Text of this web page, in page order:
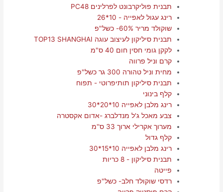
תבנית פוליקרבונט לפרלינים PC48
רינג עגול לאפייה - 10*26
שוקולד מריר 60%- כשל"פ
תבנית סיליקון לעיצוב עוגה TOP13 SHANGHAI
לקקן גומי חסין חום 40 ס"מ
קרם וניל פרווה
מחית וניל טהורה 300 גר כשל"פ
תבנית סיליקון תותיפרוטי - תפוח
קלף בינוני
רינג מלבן לאפייה 10*20*30
צבע מאכל ג'ל מנדלברג -אדום אקסטרה
מערוך אקרילי ארוך 33 ס''מ
קלף גדול
רינג מלבן לאפייה 10*15*30
תבנית סיליקון - 8 כריות
פייטה
רדסי שוקולד חלב- כשל"פ